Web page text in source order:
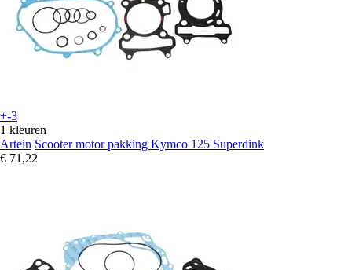
+-3
1 kleuren
Artein Scooter motor pakking Kymco 125 Superdink
€ 71,22